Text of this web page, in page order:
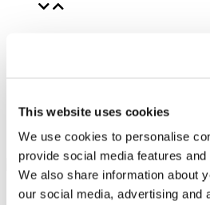
This website uses cookies
We use cookies to personalise
provide social media features
We also share information about
our social media, advertising and